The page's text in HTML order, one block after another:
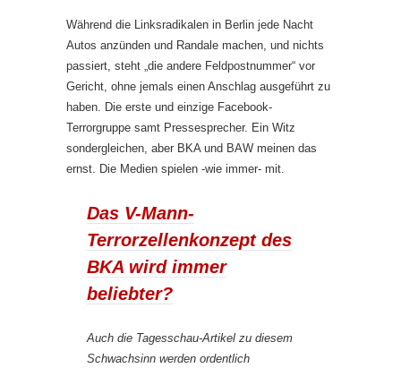
Während die Linksradikalen in Berlin jede Nacht
Autos anzünden und Randale machen, und nichts
passiert, steht „die andere Feldpostnummer“ vor
Gericht, ohne jemals einen Anschlag ausgeführt zu
haben. Die erste und einzige Facebook-
Terrorgruppe samt Pressesprecher. Ein Witz
sondergleichen, aber BKA und BAW meinen das
ernst. Die Medien spielen -wie immer- mit.
Das V-Mann-
Terrorzellenkonzept des
BKA wird immer
beliebter?
Auch die Tagesschau-Artikel zu diesem
Schwachsinn werden ordentlich